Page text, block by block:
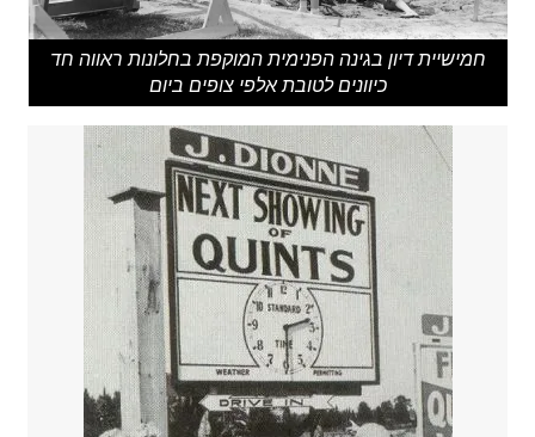
חמישיית דיון בגינה הפנימית המוקפת בחלונות ראווה חד
כיוונים לטובת אלפי צופים ביום